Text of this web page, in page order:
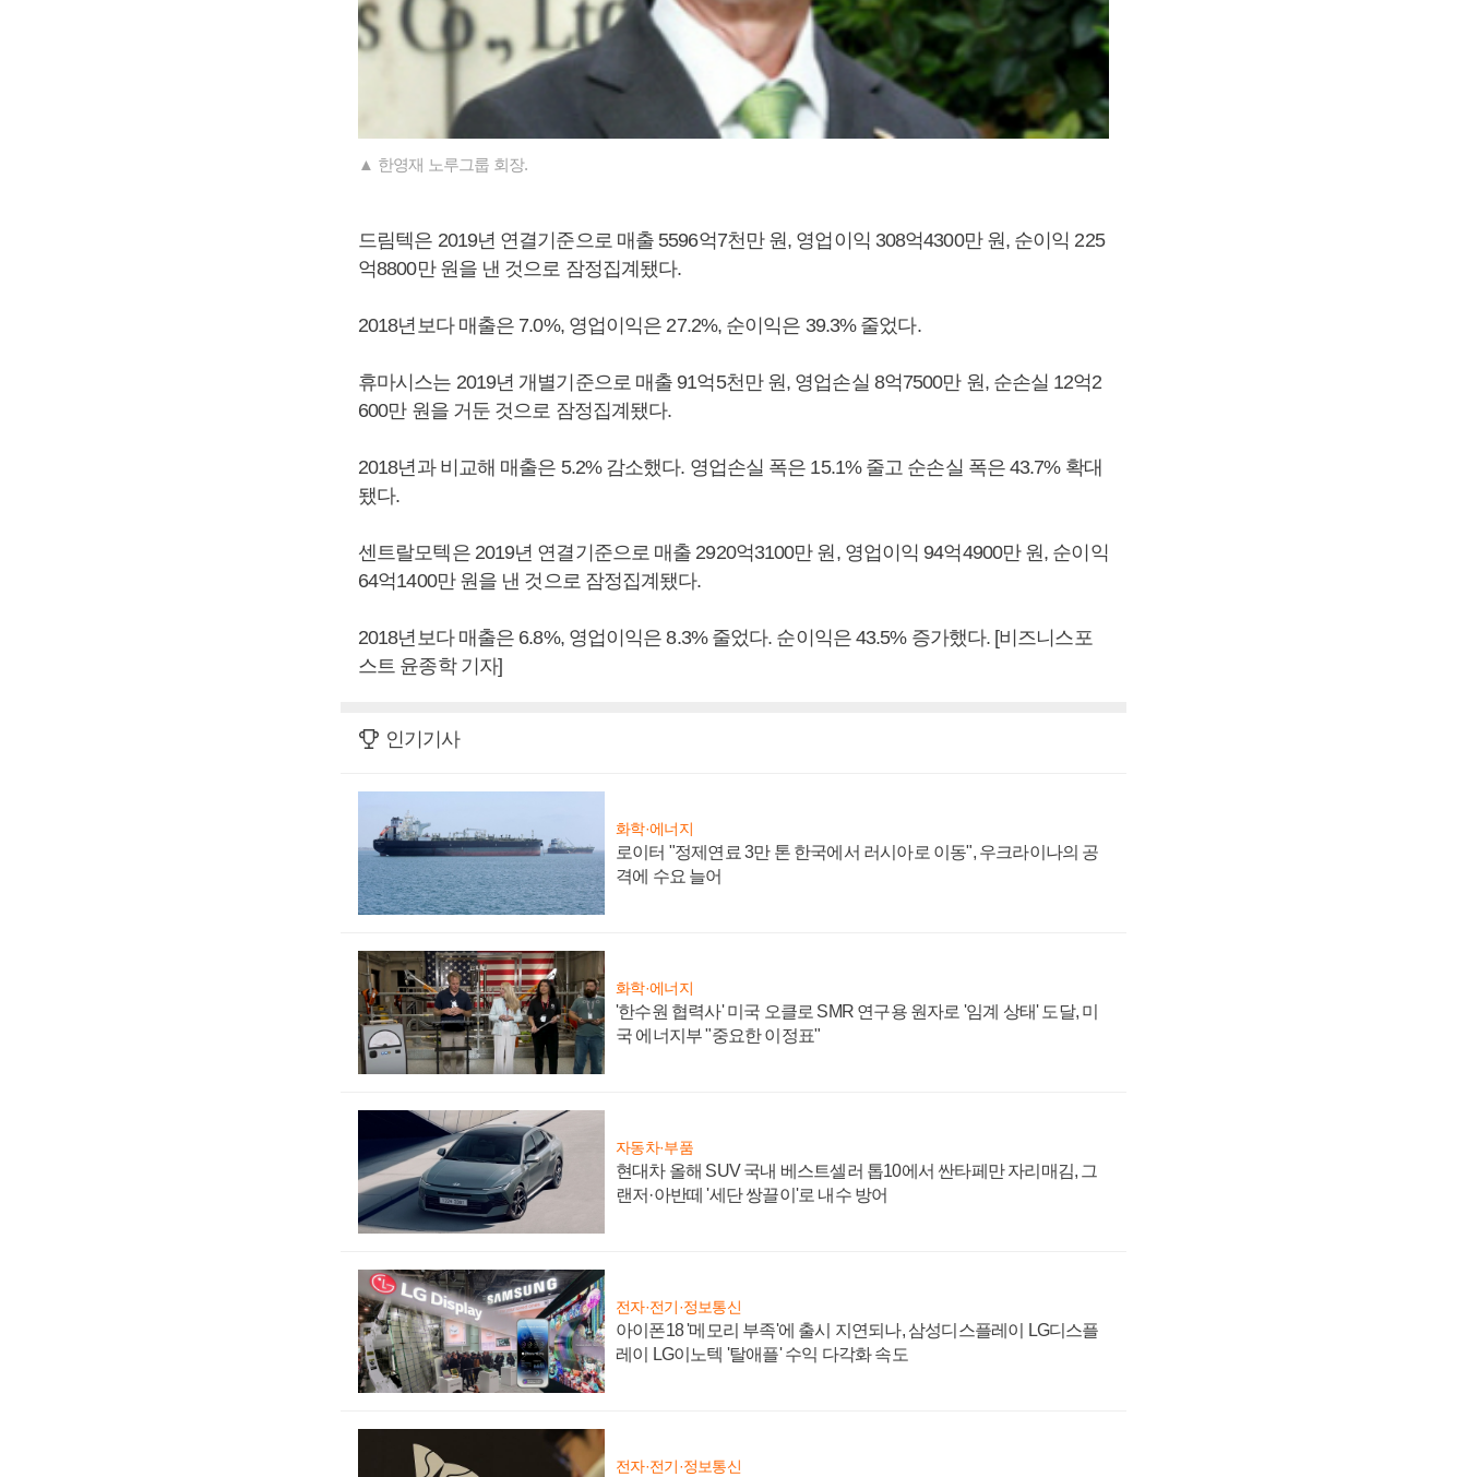
▲ 한영재 노루그룹 회장.
드림텍은 2019년 연결기준으로 매출 5596억7천만 원, 영업이익 308억4300만 원, 순이익 225
억8800만 원을 낸 것으로 잠정집계됐다.
2018년보다 매출은 7.0%, 영업이익은 27.2%, 순이익은 39.3% 줄었다.
휴마시스는 2019년 개별기준으로 매출 91억5천만 원, 영업손실 8억7500만 원, 순손실 12억2
600만 원을 거둔 것으로 잠정집계됐다.
2018년과 비교해 매출은 5.2% 감소했다. 영업손실 폭은 15.1% 줄고 순손실 폭은 43.7% 확대
됐다.
센트랄모텍은 2019년 연결기준으로 매출 2920억3100만 원, 영업이익 94억4900만 원, 순이익
64억1400만 원을 낸 것으로 잠정집계됐다.
2018년보다 매출은 6.8%, 영업이익은 8.3% 줄었다. 순이익은 43.5% 증가했다. [비즈니스포
스트 윤종학 기자]
인기기사
화학·에너지
로이터 "정제연료 3만 톤 한국에서 러시아로 이동", 우크라이나의 공
격에 수요 늘어
화학·에너지
'한수원 협력사' 미국 오클로 SMR 연구용 원자로 '임계 상태' 도달, 미
국 에너지부 "중요한 이정표"
자동차·부품
현대차 올해 SUV 국내 베스트셀러 톱10에서 싼타페만 자리매김, 그
랜저·아반떼 '세단 쌍끌이'로 내수 방어
전자·전기·정보통신
아이폰18 '메모리 부족'에 출시 지연되나, 삼성디스플레이 LG디스플
레이 LG이노텍 '탈애플' 수익 다각화 속도
전자·전기·정보통신